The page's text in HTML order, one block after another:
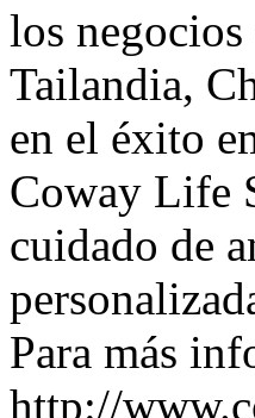
los
Tailandia,
en el éxito
Coway Life
cuidado de
Para más
http://